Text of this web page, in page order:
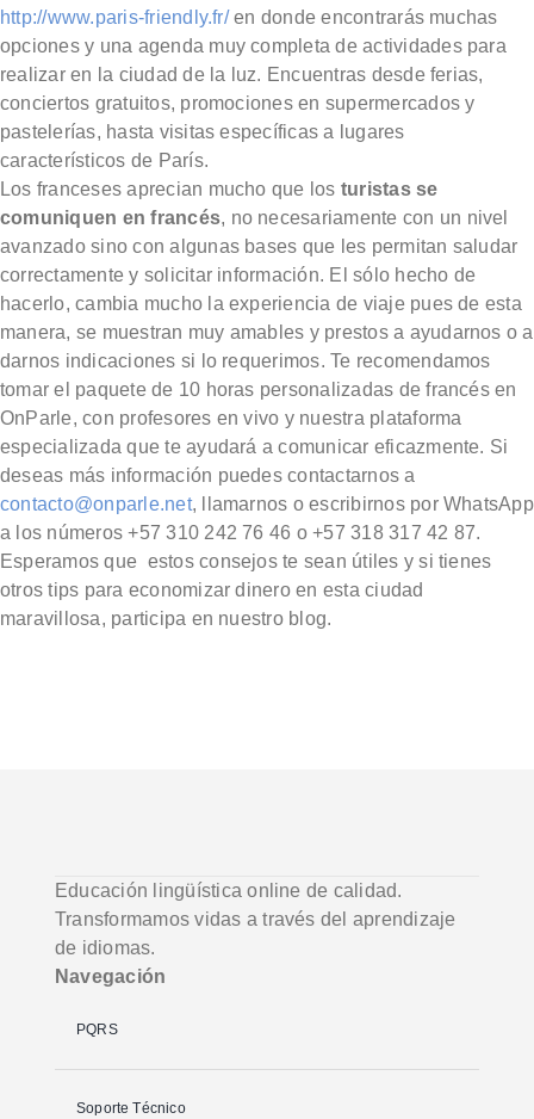
http://www.paris-friendly.fr/en donde encontrarás muchas
opciones y una agenda muy completa de actividades para
realizar en la ciudad de la luz. Encuentras desde ferias,
conciertos gratuitos, promociones en supermercados y
pastelerías, hasta visitas específicas a lugares
característicos de París.
Los franceses aprecian mucho que los turistas se
comuniquen en francés, no necesariamente con un nivel
avanzado sino con algunas bases que les permitan saludar
correctamente y solicitar información. El sólo hecho de
hacerlo, cambia mucho la experiencia de viaje pues de esta
manera, se muestran muy amables y prestos a ayudarnos o a
darnos indicaciones si lo requerimos. Te recomendamos
tomar el paquete de 10 horas personalizadas de francés en
OnParle, con profesores en vivo y nuestra plataforma
especializada que te ayudará a comunicar eficazmente. Si
deseas más información puedes contactarnos a
contacto@onparle.net, llamarnos o escribirnos por WhatsApp
a los números +57 310 242 76 46 o +57 318 317 42 87.
Esperamos que estos consejos te sean útiles y si tienes
otros tips para economizar dinero en esta ciudad
maravillosa, participa en nuestro blog.
Educación lingüística online de calidad.
Transformamos vidas a través del aprendizaje
de idiomas.
Navegación
PQRS
Soporte Técnico